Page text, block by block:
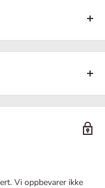
som gir en forventet
av hvor i Norge varene
Vi oppbevarer ikke